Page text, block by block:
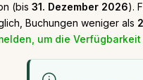
(bis 31. Dezember 2026).
Buchungen weniger als
um die